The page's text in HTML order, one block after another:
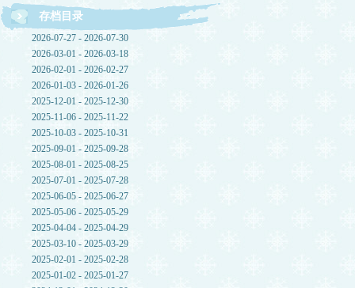
存档目录
2026-07-27 - 2026-07-30
2026-03-01 - 2026-03-18
2026-02-01 - 2026-02-27
2026-01-03 - 2026-01-26
2025-12-01 - 2025-12-30
2025-11-06 - 2025-11-22
2025-10-03 - 2025-10-31
2025-09-01 - 2025-09-28
2025-08-01 - 2025-08-25
2025-07-01 - 2025-07-28
2025-06-05 - 2025-06-27
2025-05-06 - 2025-05-29
2025-04-04 - 2025-04-29
2025-03-10 - 2025-03-29
2025-02-01 - 2025-02-28
2025-01-02 - 2025-01-27